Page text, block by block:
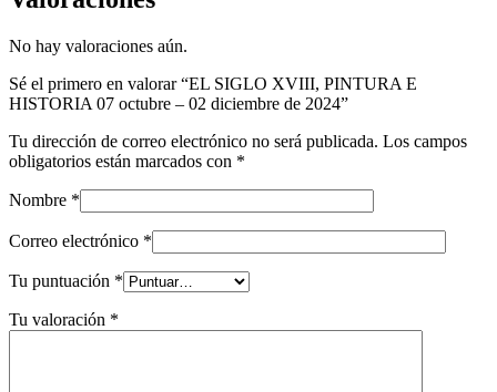
No hay valoraciones aún.
Sé el primero en valorar “EL SIGLO XVIII, PINTURA E
HISTORIA 07 octubre – 02 diciembre de 2024”
Tu dirección de correo electrónico no será publicada. Los campos
obligatorios están marcados con *
Nombre *
Correo electrónico *
Tu puntuación *
Tu valoración *